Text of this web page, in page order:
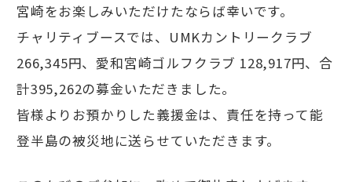
宮崎をお楽しみいただけたならば幸いです。
チャリティブースでは、UMKカントリークラブ
266,345円、愛和宮崎ゴルフクラブ 128,917円、合
計395,262の募金いただきました。
皆様よりお預かりした義援金は、責任を持って能
登半島の被災地に送らせていただきます。